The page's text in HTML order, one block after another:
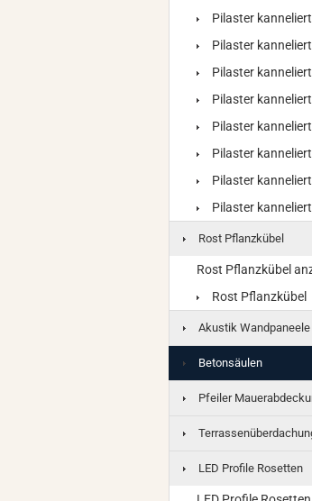
Pilaster
Pilaster
Pilaster
Pilaster
Pilaster
Pilaster
Pilaster
Pilaster
Rost Pflanzkübel
Rost Pflanzkübel
Rost Pflanzkübel
Akustik Wandpaneele
Betonsäulen
Pfeiler
LED Profile Rosetten